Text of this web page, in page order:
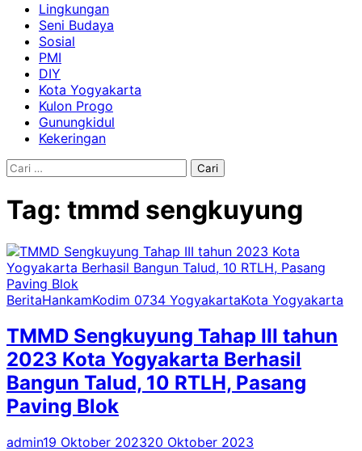
Lingkungan
Seni Budaya
Sosial
PMI
DIY
Kota Yogyakarta
Kulon Progo
Gunungkidul
Kekeringan
Cari
Tag: tmmd sengkuyung
BeritaHankamKodim 0734 YogyakartaKota Yogyakarta
TMMD Sengkuyung Tahap III tahun
2023 Kota Yogyakarta Berhasil
Bangun Talud, 10 RTLH, Pasang
Paving Blok
admin19 Oktober 202320 Oktober 2023